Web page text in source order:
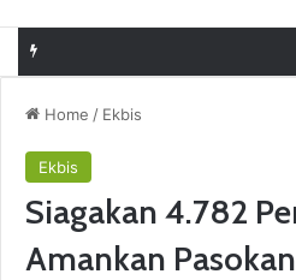
Home / Ekbis
Ekbis
Siagakan 4.782
Amankan